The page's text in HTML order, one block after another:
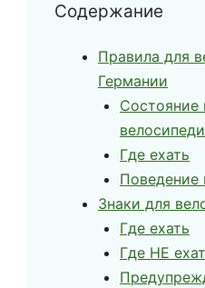
Содержание
Правила для
Германии
Состояние
Где ехать
Поведение
Знаки для
Где ехать
Где НЕ